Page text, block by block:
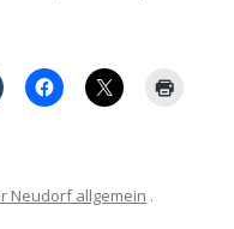
Neudorf allgemein .